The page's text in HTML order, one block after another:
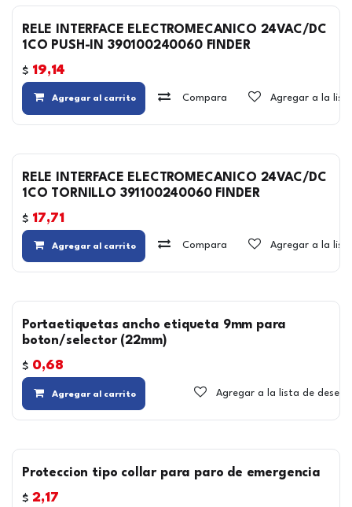
RELE INTERFACE ELECTROMECANICO 24VAC/DC
1CO PUSH-IN 390100240060 FINDER
$ 19,14
Agregar al carrito Compara Agregar a la
RELE INTERFACE ELECTROMECANICO 24VAC/DC
1CO TORNILLO 391100240060 FINDER
$ 17,71
Agregar al carrito Compara Agregar a la
Portaetiquetas ancho etiqueta 9mm para
boton/selector (22mm)
$ 0,68
Agregar al carrito Agregar a la lista de deseos
Proteccion tipo collar para paro de emergencia
$ 2,17